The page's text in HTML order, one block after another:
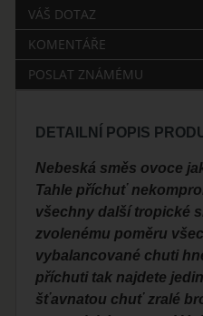
VÁŠ DOTAZ
KOMENTÁŘE
POSLAT ZNÁMÉMU
DETAILNÍ POPIS
Nebeská směs ovoce
Tahle příchuť
všechny další tropické
zvolenému poměru
vybalancované chuti
příchuti tak najdete
šťavnatou chuť zralé